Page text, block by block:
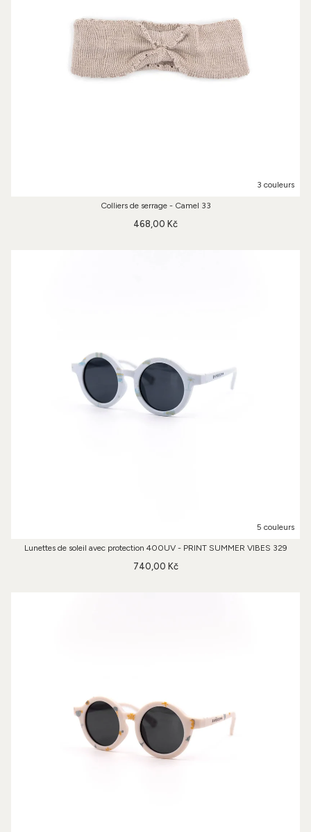
3 couleurs
Colliers de serrage - Camel 33
468,00 Kč
5 couleurs
Lunettes de soleil avec protection 400UV - PRINT SUMMER VIBES 329
740,00 Kč